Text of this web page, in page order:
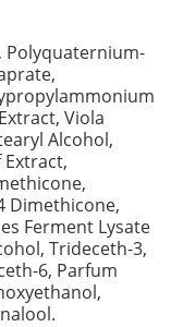
Polyquaternium-
Viola
Alcohol,
Extract,
Dimethicone,
Ferment Lysate
Trideceth-3,
6, Parfum